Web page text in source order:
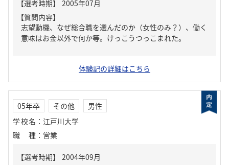
【質問内容】
志望動機、なぜ総合職を選んだのか（女性のみ？）、働く
意味はお金以外で何か等。けっこうつっこまれた。
体験記の詳細はこちら
05年卒 その他
男性
学校名 ： 江戸川大学
職種 ： 営業